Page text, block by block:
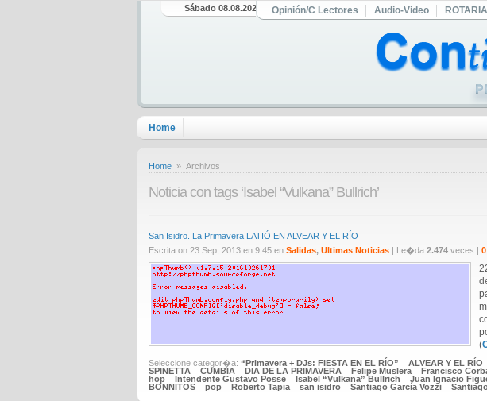
Sábado 08.08.2026 Opinión/C Lectores Audio-Video
Home
Home » Archivos
Noticia con tags ‘Isabel “Vulkana” Bullrich’
San Isidro. La Primavera LATIÓ EN ALVEAR Y EL RÍO
Escrita on 23 Sep, 2013 en 9:45 en Salidas, Ultimas Noticias | Le�da 2.474 veces |
(
Seleccione categor�a: “Primavera + DJs: FIESTA EN EL RÍO” ALVEAR Y EL RÍO
SPINETTA
CUMBIA DIA DE LA PRIMAVERA Felipe Muslera Francisco
hop
Intendente Gustavo Posse Isabel “Vulkana” Bullrich Juan Ignacio
BONNITOS
pop Roberto Tapia san isidro Santiago García Vozzi